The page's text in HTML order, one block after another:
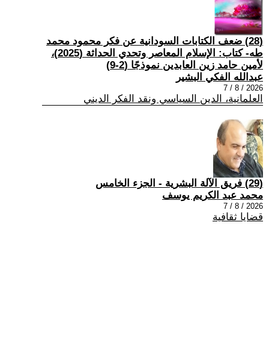
(28) ضعف الكتابات السودانية عن فكر محمود محمد
طه- كتاب: الإسلام المعاصر وتحدي الحداثة (2025)،
لأمين حامد زين العابدين نموذجًا (2-9)
عبدالله الفكي البشير
2026 / 8 / 7
العلمانية، الدين السياسي ونقد الفكر الديني
(29) فريق الآلة البشرية - الجزء الخامس
محمد عبد الكريم يوسف
2026 / 8 / 7
قضايا ثقافية